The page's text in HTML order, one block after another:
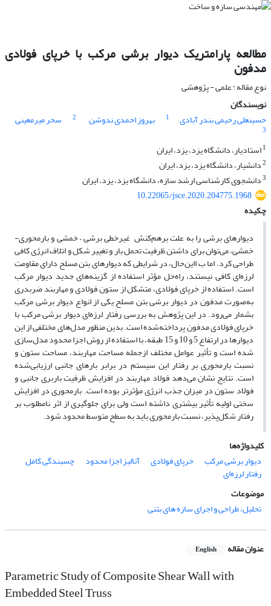
مطالعه پارامتریک دیوار برشی مرکب با خرپای فولادی
مدفون
نوع مقاله : علمی - پژوهشی
نویسندگان
حسینعلی رحیمی بندر آبادی
1 بهروز احمدی ندوشن 2 سحر میرمعینی
3
1استادیار، دانشگاه یزد، یزد، ایران
2دانشیار، دانشگاه یزد، یزد، ایران
3دانشجوی کارشناسی ارشد سازه، دانشگاه یزد، یزد، ایران
10.22065/jsce.2020.204775.1968
چکیده
دیوارهای برشی را به علت برهم‌کنش غیرخطی برشی – خمشی و بارمحوری-
خمشی، می‌توان برای داشتن ظرفیت تحمل بار و تغییر شکل و اتلاف انرژی کافی
طراحی کرد. اما ب ااین‌حال، در شرایطی که دیوارهای بتن مسلح دارای مقاومت
لرزه‌ای کافی نیستند، راه‌حل مؤثر استفاده از گزینه‌های جدید دیوار مرکب
است. استفاده از خرپای فولادی، متشکل از ستون فولادی و مهاربند ضربدری
به‌صورت مدفون در دیوار برشی بتن مسلح یکی از انواع دیوار برشی مرکب
بشمار می‌رود. در این پژوهش به بررسی رفتار لرزه‌ای دیوار برشی مرکب با
خرپای فولادی مدفون پرداخته‌شده است. بدین منظور مدل‌های مختلفی از این
دیوارها در ارتفاع 5 و 10 و 15 طبقه، با استفاده از روش اجزا محدود مدل‌سازی
شده است و تأثیر عوامل مختلف ازجمله مساحت مهاربند، مساحت ستون و
نسبت بارمحوری بر رفتار این سیستم در برابر بارهای جانبی ارزیابی‌شده
است. نتایج نشان می‌دهد فولاد مهاربند در افزایش ظرفیت باربری جانبی و
فولاد ستون در میزان جذب انرژی مؤثرتر بوده است. بارمحوری در افزایش
سختی اولیه تأثیر بیشتری داشته است ولی برای جلوگیری از اثر نامطلوب بر
رفتار شکل‌پذیر، نسبت بارمحوری باید به سطح متوسط محدود شود.
کلیدواژه‌ها
دیوار برشی مرکب
خرپای فولادی آنالیز اجزا محدود چسبندگی کامل
رفتار لرزه‌ای
موضوعات
تحلیل، طراحی و اجرای سازه های بتنی
عنوان مقاله English
Parametric Study of Composite Shear Wall with
Embedded Steel Truss